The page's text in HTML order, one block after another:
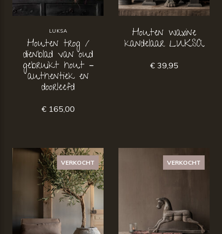
LUKSA
Houten trog /
dienblad van oud
gebruikt hout –
authentiek en
doorleefd
€ 165,00
Houten waxine
kandelaar LUKSA
€ 39,95
VERKOCHT VERKOCHT